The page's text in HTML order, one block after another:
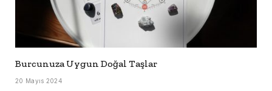
Burcunuza Uygun Doğal Taşlar
20 Mayıs 2024